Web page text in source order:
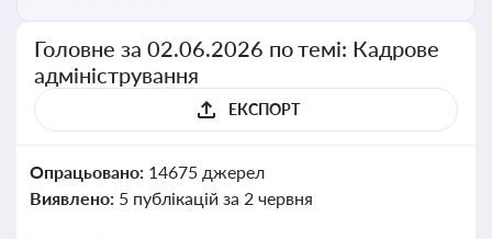
Головне за 02.06.2026 по темі: Кадрове
адміністрування
ЕКСПОРТ
Опрацьовано: 14675 джерел
Виявлено: 5 публікацій за 2 червня